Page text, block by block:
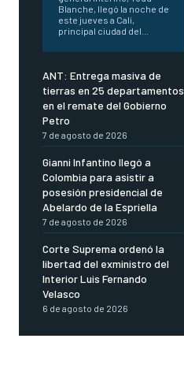
Blanche, llegó la noche de
este jueves a Cali,
principal ciudad del...
ANT: Entrega masiva de
tierras en 25 departamentos
en el remate del Gobierno
Petro
7 de agosto de 2026
Gianni Infantino llegó a
Colombia para asistir a
posesión presidencial de
Abelardo de la Espriella
7 de agosto de 2026
Corte Suprema ordenó la
libertad del exministro del
Interior Luis Fernando
Velasco
6 de agosto de 2026